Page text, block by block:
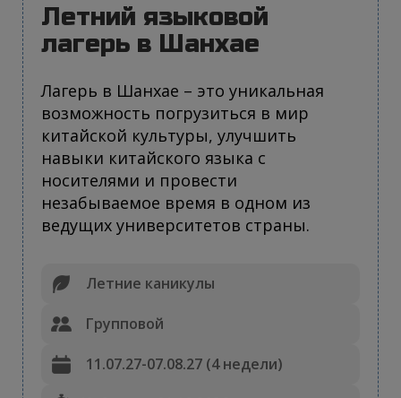
Летний языковой
лагерь в Шанхае
Лагерь в Шанхае – это уникальная
возможность погрузиться в мир
китайской культуры, улучшить
навыки китайского языка с
носителями и провести
незабываемое время в одном из
ведущих университетов страны.
Летние каникулы
Групповой
11.07.27-07.08.27 (4 недели)